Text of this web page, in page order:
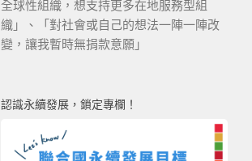
全球性組織，想支持更多在地服務型組
織」、「對社會或自己的想法一陣一陣改
變，讓我暫時無捐款意願」
認識永續發展，鎖定專欄！